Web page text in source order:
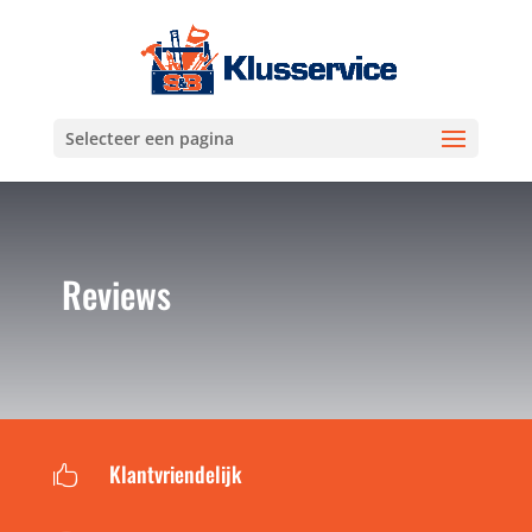
Selecteer een pagina
Reviews
 Klantvriendelijk